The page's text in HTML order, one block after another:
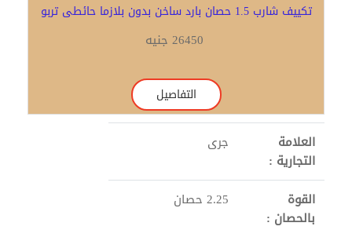
تكييف شارب 1.5 حصان بارد ساخن بدون بلازما حائطى تربو
26450 جنيه
التفاصيل
العلامة
التجارية :
جرى
القوة
بالحصان :
2.25 حصان